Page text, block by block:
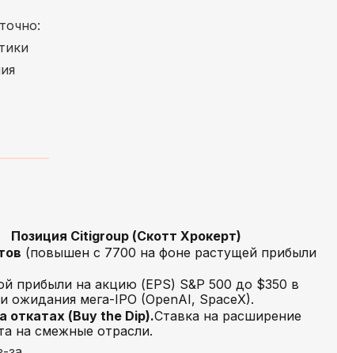
Позиция Citigroup (Скотт Хрокерт)
(повышен с 7700 на фоне растущей прибыли
прибыли на акцию (EPS) S&P 500 до $350 в
ожидания мега-IPO (OpenAI, SpaceX).
откатах (Buy the Dip).Ставка на расширение
на смежные отрасли.